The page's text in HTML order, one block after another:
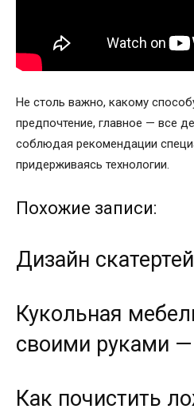
Не столь важно, какому
предпочтение, главное — все
соблюдая рекомендации
придерживаясь технологии.
Похожие записи:
Дизайн скатертей
Кукольная
своими руками
Как почистить